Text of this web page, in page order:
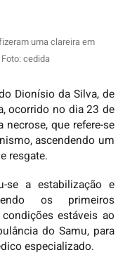
uma clareira em
cedida
Dionísio da Silva, de
ocorrido no dia 23 de
que refere-se
ascendendo um
resgate.
se a estabilização e
os primeiros
condições estáveis ao
do Samu, para
especializado.